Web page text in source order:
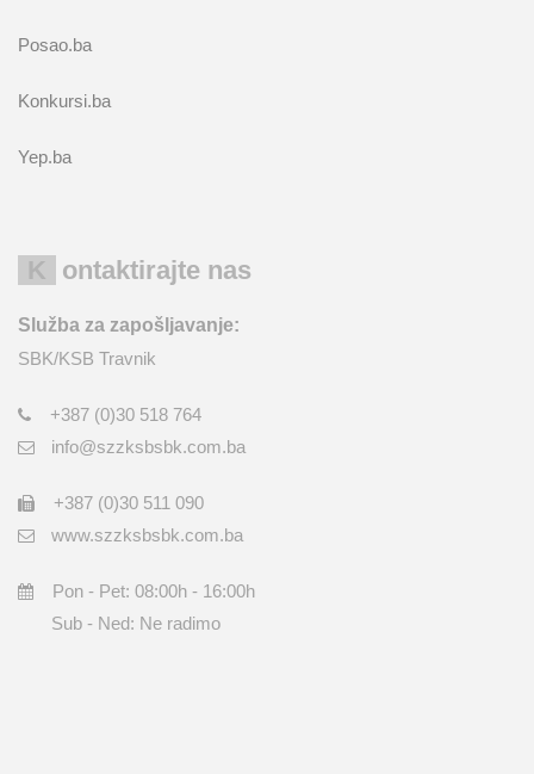
Posao.ba
Konkursi.ba
Yep.ba
Kontaktirajte nas
Služba za zapošljavanje:
SBK/KSB Travnik
+387 (0)30 518 764
info@szzksbsbk.com.ba
+387 (0)30 511 090
www.szzksbsbk.com.ba
Pon - Pet: 08:00h - 16:00h
Sub - Ned: Ne radimo